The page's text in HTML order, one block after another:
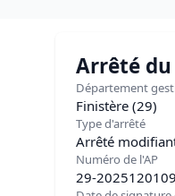
Département
Finistère (29)
Type d'arrêté
Arrêté
Numéro de l'AP
29-